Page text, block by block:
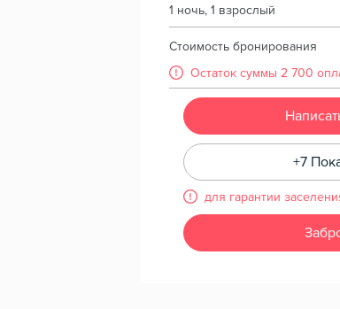
1 ночь, 1 взрослый
Стоимость бронирования
Остаток суммы 2 700
+7
для гарантии